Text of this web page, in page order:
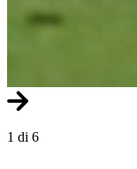
1 di 6